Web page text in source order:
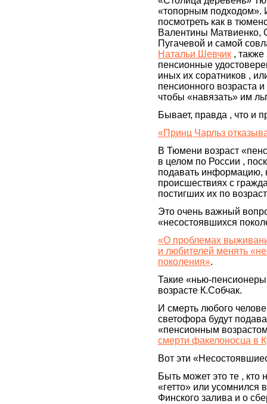
«топорным подходом».
посмотреть как в
Валентины Матвиенко,
Пугачевой и самой
Натальи Шевчик ,
пенсионные
иных их соратников ,
пенсионного возраста
чтобы «навязать» им
Бывает, правда , что и
«Принц Чарльз
В Тюмени возраст
в целом по России ,
подавать информацию,
происшествиях с
постигших их по
Это очень важный
«несостоявшихся
«О проблемах
и любителей менять
поколения».
Такие «нью-
возрасте К.Собчак.
И смерть любого
светофора будут
«пенсионным
смерти факелоносца в
Вот эти
Быть может это те ,
«гетто» или усомнился
Финского залива и о